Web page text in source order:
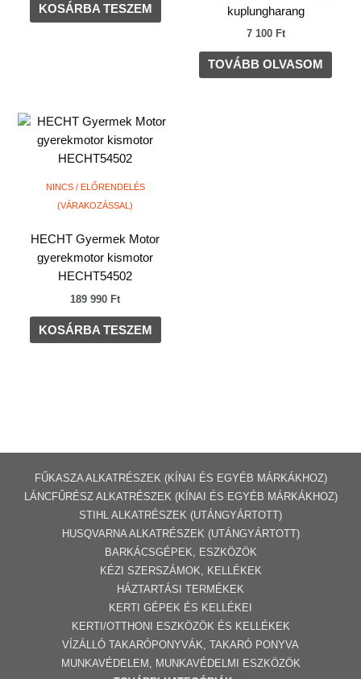
KOSÁRBA TESZEM
kuplungharang
7 100 Ft
TOVÁBB OLVASOM
NINCS / ELŐRENDELÉS
(VÁRAKOZÁSSAL)
HECHT Gyermek Motor
gyerekmotor kismotor
HECHT54502
189 990 Ft
KOSÁRBA TESZEM
FŰKASZA ALKATRÉSZEK (KÍNAI ÉS EGYÉB MÁRKÁKHOZ)
LÁNCFŰRÉSZ ALKATRÉSZEK (KÍNAI ÉS EGYÉB MÁRKÁKHOZ)
STIHL ALKATRÉSZEK (UTÁNGYÁRTOTT)
HUSQVARNA ALKATRÉSZEK (UTÁNGYÁRTOTT)
BARKÁCSGÉP EK, ESZKÖZÖK
KÉZI SZERSZÁMOK, KELLÉKEK
HÁZTARTÁSI TERMÉKEK
KERTI GÉPE K ÉS KELLÉKEI
KERTI/OTTHONI ESZKÖZÖK ÉS KELLÉKEK
VÍZÁLLÓ TAKARÓPONYVÁK, TAKARÓ PONYVA
MUNKAVÉDELEM, MUNKAVÉDELMI ESZKÖZÖK